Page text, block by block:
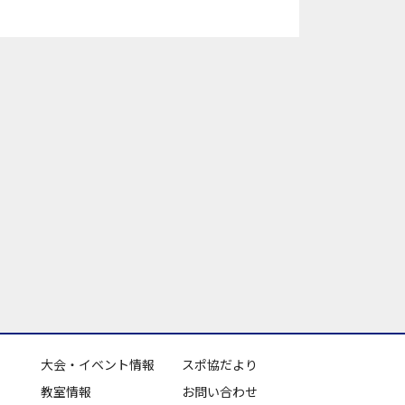
大会・イベント情報
教室情報
スポ協だより
お問い合わせ